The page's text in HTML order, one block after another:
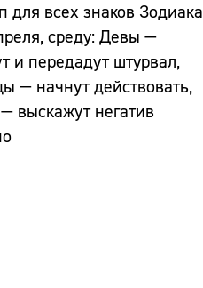
для всех знаков Зодиака
среду: Девы —
и передадут штурвал,
— начнут действовать,
выскажут негатив